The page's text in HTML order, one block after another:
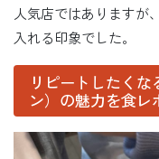
人気店ではありますが
入れる印象でした。
リピートしたく
ン）の魅力を食レ